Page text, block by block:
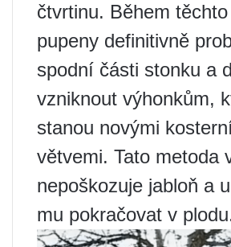
čtvrtinu. Během
pupeny definitivně
spodní části stonku a
vzniknout výhonkům,
stanou novými
větvemi. Tato metoda
nepoškozuje jabloň a
mu pokračovat v